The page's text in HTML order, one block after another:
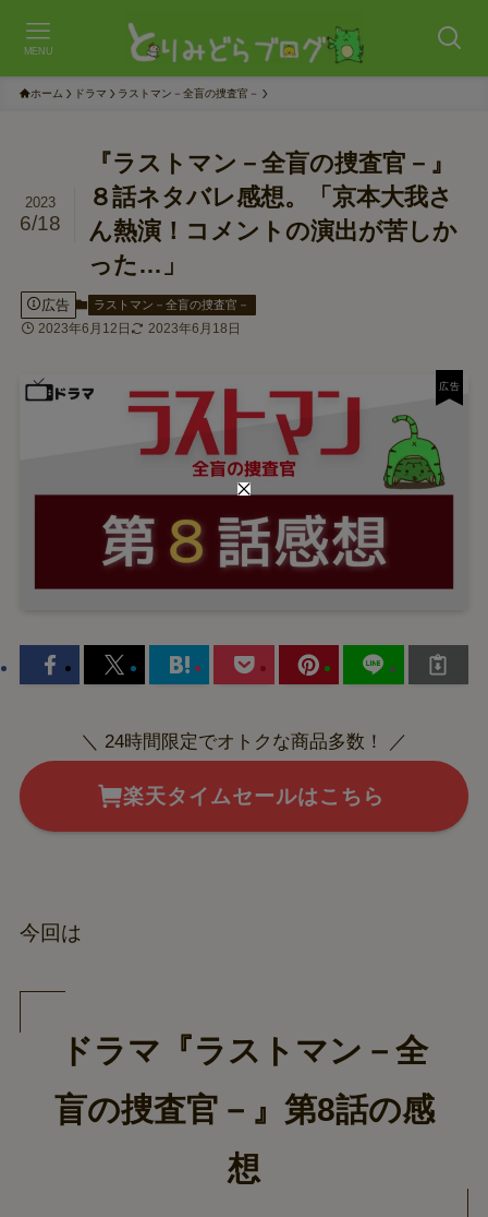
MENU
ホーム ドラマ ラストマン－全盲の捜査官－
『ラストマン－全盲の捜査官－』
８話ネタバレ感想。「京本大我さ
ん熱演！コメントの演出が苦しか
った…」
2023
6/18
広告 ラストマン－全盲の捜査官－
2023年6月12日 2023年6月18日
＼ 24時間限定でオトクな商品多数！ ／
楽天タイムセールはこちら
今回は
ドラマ『ラストマン－全
盲の捜査官－』第8話の感
想